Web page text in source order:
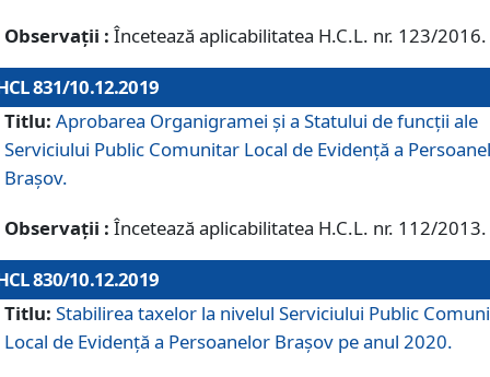
Observații : Încetează aplicabilitatea H.C.L. nr. 123/2016.
831/10.12.2019
Titlu: Aprobarea Organigramei și a Statului de funcții ale
Serviciului Public Comunitar Local de Evidență a
Brașov.
Observații : Încetează aplicabilitatea H.C.L. nr. 112/2013.
830/10.12.2019
Titlu: Stabilirea taxelor la nivelul Serviciului Public
Local de Evidenţă a Persoanelor Braşov pe anul 2020.